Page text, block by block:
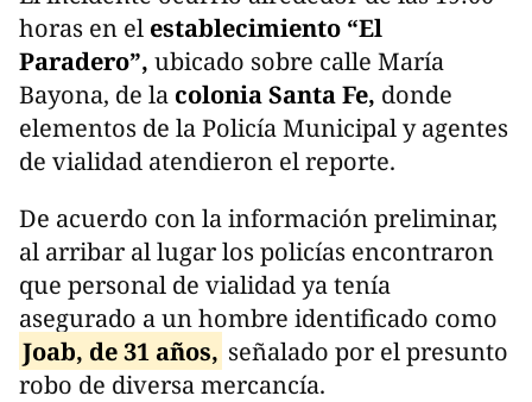
horas en el establecimiento “El
Paradero”, ubicado sobre calle María
Bayona, de la colonia Santa Fe, donde
elementos de la Policía Municipal y agentes
de vialidad atendieron el reporte.
De acuerdo con la información preliminar,
al arribar al lugar los policías encontraron
que personal de vialidad ya tenía
asegurado a un hombre identificado como
Joab, de 31 años, señalado por el presunto
robo de diversa mercancía.